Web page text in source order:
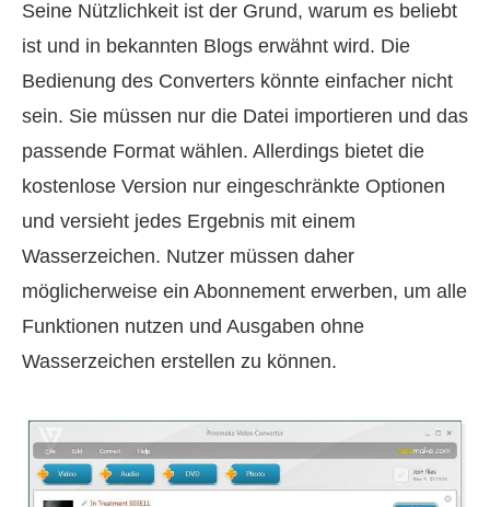
Seine Nützlichkeit ist der Grund, warum es beliebt
ist und in bekannten Blogs erwähnt wird. Die
Bedienung des Converters könnte einfacher nicht
sein. Sie müssen nur die Datei importieren und das
passende Format wählen. Allerdings bietet die
kostenlose Version nur eingeschränkte Optionen
und versieht jedes Ergebnis mit einem
Wasserzeichen. Nutzer müssen daher
möglicherweise ein Abonnement erwerben, um alle
Funktionen nutzen und Ausgaben ohne
Wasserzeichen erstellen zu können.